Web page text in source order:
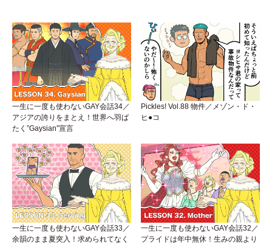
一生に一度も使わないGAY会話34／
アジアの誇りをまとえ！世界へ羽ば
たく”Gaysian”宣言
Pickles! Vol.88 物件／メゾン・ド・
ヒ●コ
一生に一度も使わないGAY会話33／
余韻のまま夏突入！求められてなく
一生に一度も使わないGAY会話32／
プライドは年中無休！生みの親より